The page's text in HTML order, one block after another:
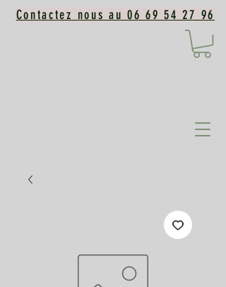
Contactez nous au 06 69 54 27 96